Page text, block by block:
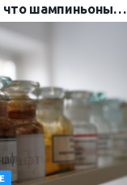
что шампиньоны…